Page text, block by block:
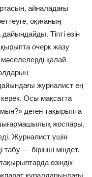
айналадағы
оқиғаның
Тіпті өзін
очерк жазу
қалай
журналист ең
Осы мақсатта
деген тақырыпта
жоспары,
Журналист үшін
— бірінші міндет.
өзіндік
құралдарындағы